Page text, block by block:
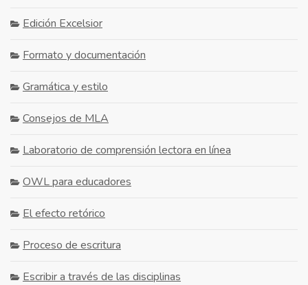
Edición Excelsior
Formato y documentación
Gramática y estilo
Consejos de MLA
Laboratorio de comprensión lectora en línea
OWL para educadores
El efecto retórico
Proceso de escritura
Escribir a través de las disciplinas